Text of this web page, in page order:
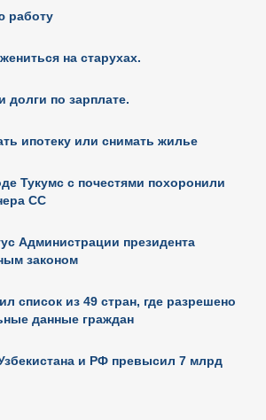
работу
на старухах.
долги по зарплате.
ипотеку или снимать жилье
Тукумс с почестями похоронили
СС
Администрации президента
законом
список из 49 стран, где разрешено
данные граждан
и РФ превысил 7 млрд